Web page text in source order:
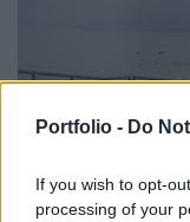
Portfolio - Do
If you wish to opt-
processing of your